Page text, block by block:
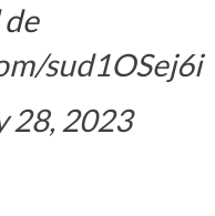
sud1OSej6i
28, 2023